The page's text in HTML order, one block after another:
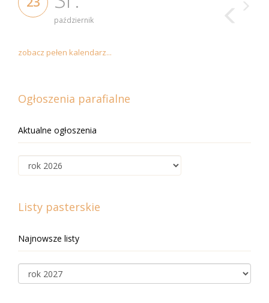
październik
zobacz pełen kalendarz...
Ogłoszenia parafialne
Aktualne ogłoszenia
Listy pasterskie
Najnowsze listy